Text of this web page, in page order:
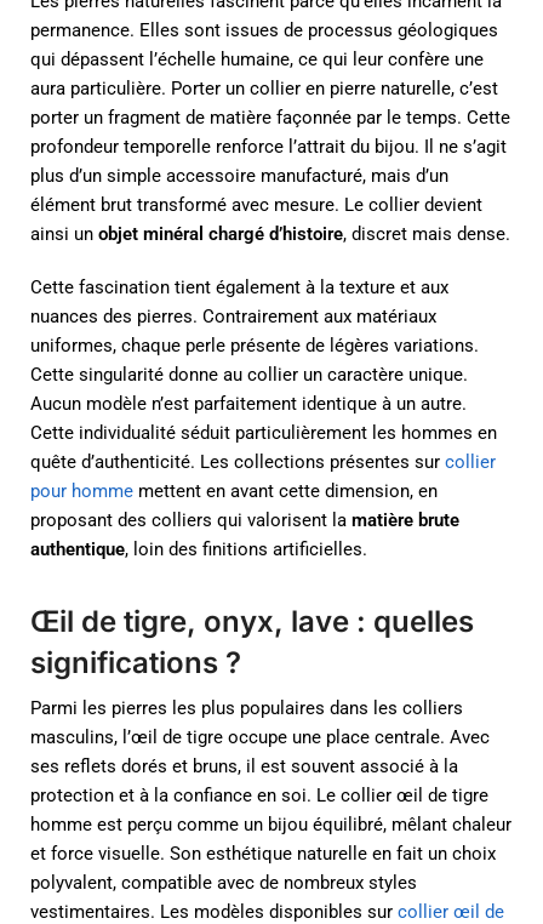
permanence. Elles sont issues de processus géologiques
qui dépassent l’échelle humaine, ce qui leur confère une
aura particulière. Porter un collier en pierre naturelle, c’est
porter un fragment de matière façonnée par le temps. Cette
profondeur temporelle renforce l’attrait du bijou. Il ne s’agit
plus d’un simple accessoire manufacturé, mais d’un
élément brut transformé avec mesure. Le collier devient
ainsi un objet minéral chargé d’histoire, discret mais dense.
Cette fascination tient également à la texture et aux
nuances des pierres. Contrairement aux matériaux
uniformes, chaque perle présente de légères variations.
Cette singularité donne au collier un caractère unique.
Aucun modèle n’est parfaitement identique à un autre.
Cette individualité séduit particulièrement les hommes en
quête d’authenticité. Les collections présentes sur collier
pour homme mettent en avant cette dimension, en
proposant des colliers qui valorisent la matière brute
authentique, loin des finitions artificielles.
Œil de tigre, onyx, lave : quelles
significations ?
Parmi les pierres les plus populaires dans les colliers
masculins, l’œil de tigre occupe une place centrale. Avec
ses reflets dorés et bruns, il est souvent associé à la
protection et à la confiance en soi. Le collier œil de tigre
homme est perçu comme un bijou équilibré, mêlant chaleur
et force visuelle. Son esthétique naturelle en fait un choix
polyvalent, compatible avec de nombreux styles
vestimentaires. Les modèles disponibles sur collier œil de